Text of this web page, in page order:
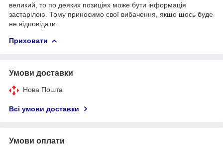
великий, то по деяких позиціях може бути інформація
застарілою. Тому приносимо свої вибачення, якщо щось буде
не відповідати.
Приховати
Умови доставки
Нова Пошта
Всі умови доставки
Умови оплати